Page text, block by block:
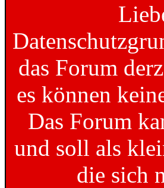
das Forum
es können
Das Forum
und soll als
die sich